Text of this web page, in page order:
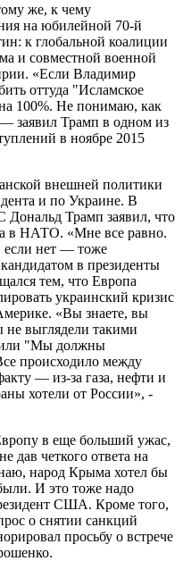
же, к чему
на юбилейной 70-й
к глобальной коалиции
и совместной военной
«Если Владимир
оттуда "Исламское
100%. Не понимаю, как
заявил Трамп в одном из
в ноябре 2015
внешней политики
и по Украине. В
Дональд Трамп заявил, что
в НАТО. «Мне все равно.
если нет — тоже
в президенты
тем, что Европа
украинский кризис
«Вы знаете, вы
не выглядели такими
"Мы должны
происходило между
— из-за газа, нефти и
хотели от России», -
в еще больший ужас,
дав четкого ответа на
народ Крыма хотел бы
И это тоже надо
США. Кроме того,
о снятии санкций
просьбу о встрече